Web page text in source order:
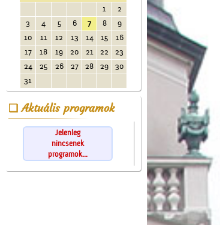
1
2
3
4 5 6 7 8
9
10
11 12 13 14 15
16
17
18 19 20 21 22
23
24
25 26 27 28 29
30
31
Aktuális programok
Jelenleg
nincsenek
programok...